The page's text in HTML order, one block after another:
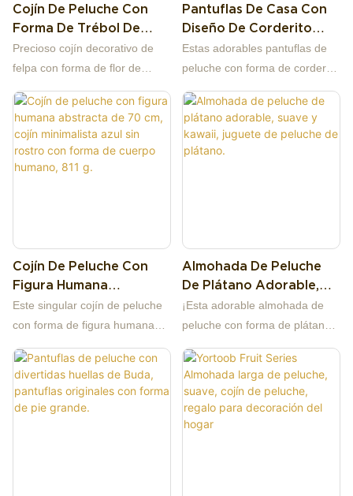
Cojín De Peluche Con
Forma De Trébol De
Cuatro Hojas | Cojín
Decorativo De Suave
Peluche
Precioso cojín decorativo de
felpa con forma de flor de
confeccionado en suave tejido
polar. Cojín decorativo
multicolor, suave y perfecto
para sofá, dormitorio,
Pantuflas De Casa Con
Diseño De Corderito
Blanco | Sandalias
Cálidas Con Forma De
Estas adorables pantuflas de
peluche con forma de cordero
calzado de interior estilo kawaii,
diseñadas para mujeres, niñas
y adolescentes.
bordada con pequeñas orejas
de pana, que aportan calidez y
una estética encantadora a tu
hogar. Su diseño sin cordones
retiene el calor para mantener
suelos de invierno, ideales para
el dormitorio, la residencia
estudiantil, el apartamento y
para disfrutar de momentos de
Cojín De Peluche Con
Figura Humana
Abstracta De 70 Cm,
Cojín Minimalista Azul Sin
Cuerpo Humano, 811 G.
Este singular cojín de peluche
con forma de figura humana
minimalista de cuerpo humano
sin rostro, mide 70 cm de alto y
pesa 811 g. Adopta una silueta
Almohada De Peluche
De Plátano Adorable,
Suave Y Kawaii, Juguete
De Peluche De Plátano.
¡Esta adorable almohada de
peluche con forma de plátano
cualquier espacio! Tiene la
clásica forma de plátano, un
suave cuerpo amarillo, puntas
y patitas marrones y peludas, y